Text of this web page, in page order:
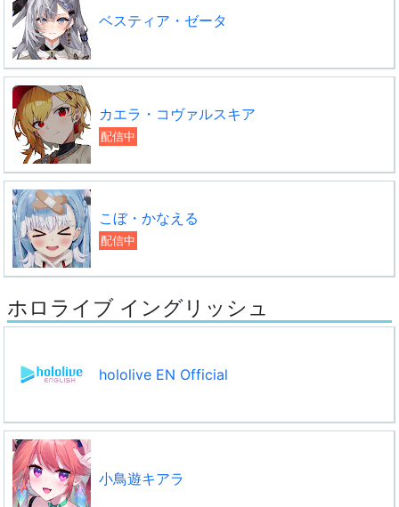
ベスティア・ゼータ
カエラ・コヴァルスキア
配信中
こぼ・かなえる
配信中
ホロライブ イングリッシュ
hololive EN Official
小鳥遊キアラ